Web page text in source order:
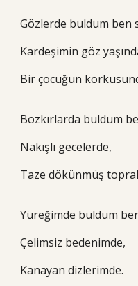
Gözlerde buldum ben
Kardeşimin göz
Bir çocuğun
Bozkırlarda buldum
Nakışlı gecelerde,
Taze dökünmüş
Yüreğimde buldum
Çelimsiz bedenimde,
Kanayan dizlerimde.